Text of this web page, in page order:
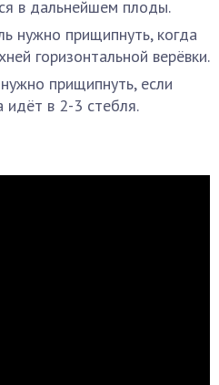
в дальнейшем плоды.
нужно прищипнуть, когда
горизонтальной верёвки.
прищипнуть, если
идёт в 2-3 стебля.